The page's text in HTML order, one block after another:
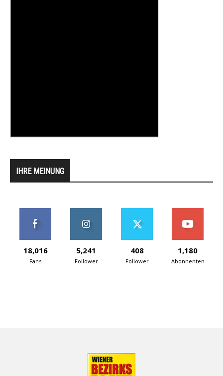
IHRE MEINUNG
18,016
Fans
5,241
Follower
408
Follower
1,180
Abonnenten